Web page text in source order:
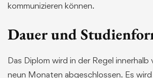
kommunizieren können.
Dauer und
Das Diplom wird in der Regel innerhalb
neun Monaten abgeschlossen. Es